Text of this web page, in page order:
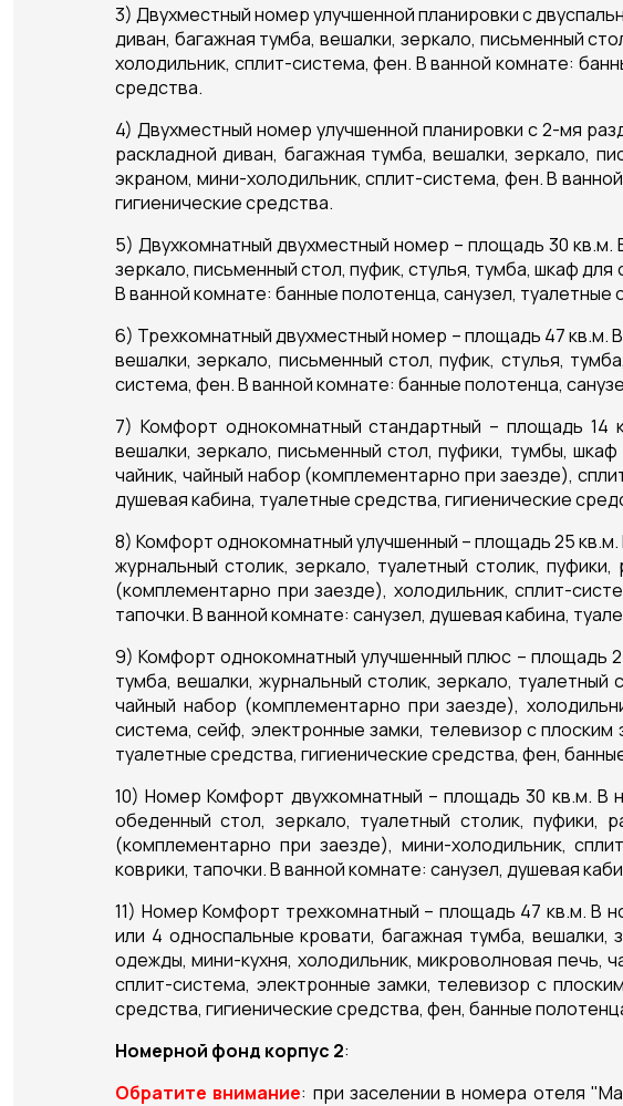
3) Двухместный номер улучшенной планировки с
диван, багажная тумба, вешалки, зеркало, письменный
холодильник, сплит-система, фен. В ванной комнате:
средства.
4) Двухместный номер улучшенной планировки с 2-мя
раскладной диван, багажная тумба, вешалки, зеркало,
экраном, мини-холодильник, сплит-система, фен. В
гигиенические средства.
5) Двухкомнатный двухместный номер – площадь 30
зеркало, письменный стол, пуфик, стулья, тумба, шкаф
В ванной комнате: банные полотенца, санузел, туалетные
6) Трехкомнатный двухместный номер – площадь 47 кв.м.
вешалки, зеркало, письменный стол, пуфик, стулья,
система, фен. В ванной комнате: банные полотенца,
7) Комфорт однокомнатный стандартный – площадь 14
вешалки, зеркало, письменный стол, пуфики, тумбы,
чайник, чайный набор (комплементарно при заезде),
душевая кабина, туалетные средства, гигиенические
8) Комфорт однокомнатный улучшенный – площадь 25
журнальный столик, зеркало, туалетный столик,
(комплементарно при заезде), холодильник, сплит-
тапочки. В ванной комнате: санузел, душевая кабина,
9) Комфорт однокомнатный улучшенный плюс – площадь
тумба, вешалки, журнальный столик, зеркало,
чайный набор (комплементарно при заезде),
система, сейф, электронные замки, телевизор с
туалетные средства, гигиенические средства, фен,
10) Номер Комфорт двухкомнатный – площадь 30 кв.м. В
обеденный стол, зеркало, туалетный столик, пуфики,
(комплементарно при заезде), мини-холодильник,
коврики, тапочки. В ванной комнате: санузел, душевая
11) Номер Комфорт трехкомнатный – площадь 47 кв.м. В
или 4 односпальные кровати, багажная тумба, вешалки,
одежды, мини-кухня, холодильник, микроволновая печь,
сплит-система, электронные замки, телевизор с
средства, гигиенические средства, фен, банные
Номерной фонд корпус 2:
Обратите внимание: при заселении в номера отеля